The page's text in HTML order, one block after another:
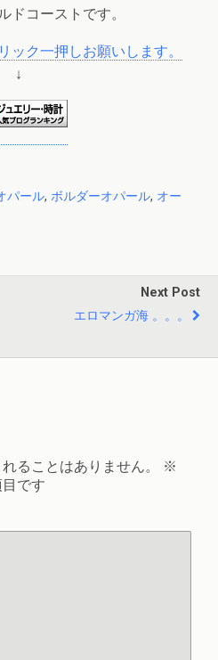
ドコーストです。
ック一押しお願いします。
↓
パール, ボルダーオパール, オー
Next Post
エロマンガ海 。。。
ることはありません。
※
です